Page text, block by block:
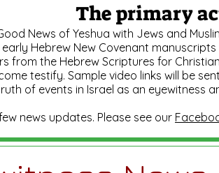
The primary
News of Yeshua with Jews and
Hebrew New Covenant
from the Hebrew Scriptures for
testify. Sample video links will be
of events in Israel as an eyewitness
news updates. Please see our